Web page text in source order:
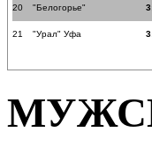
20 "Белогорье"
21 "Урал" Уфа